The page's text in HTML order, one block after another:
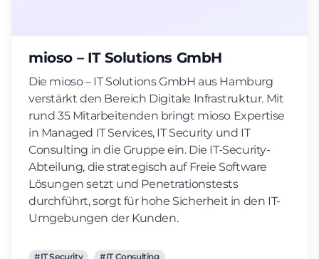
mioso – IT Solutions GmbH
Die mioso – IT Solutions GmbH aus Hamburg
verstärkt den Bereich Digitale Infrastruktur. Mit
rund 35 Mitarbeitenden bringt mioso Expertise
in Managed IT Services, IT Security und IT
Consulting in die Gruppe ein. Die IT-Security-
Abteilung, die strategisch auf Freie Software
Lösungen setzt und Penetrationstests
durchführt, sorgt für hohe Sicherheit in den IT-
Umgebungen der Kunden.
#IT Security #IT Consulting